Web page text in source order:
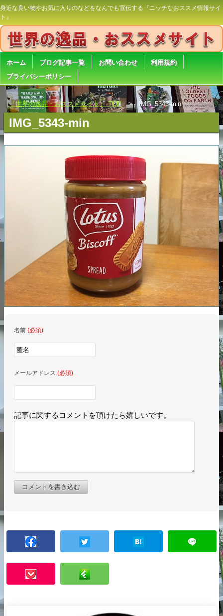
身近な良い物やお気に入りのなどをなんでも宣伝する『ニッチなおススメ情報サイ
ト』
ホーム ブログ記事一覧 お問い合わせ
利用規約
プライバシーポリシー
『世界の逸品・おススメサイト』 TOP IMG_5343-min
IMG_5343-min
名前 (必須)
メールアドレス (必須)
記事に関するコメントを頂けたら嬉しいです。
コメントを書き込む